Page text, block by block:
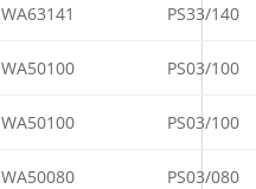
WA63141 PS33/140
WA50100 PS03/100
WA50100 PS03/100
WA50080 PS03/080